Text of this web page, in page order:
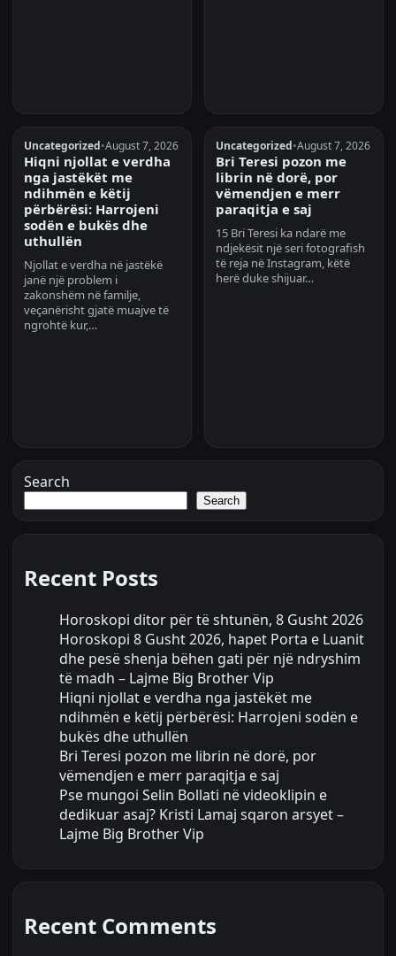
Uncategorized•August 7, 2026
Hiqni njollat e verdha
nga jastëkët me
ndihmën e këtij
përbërësi: Harrojeni
sodën e bukës dhe
uthullën
Njollat e verdha në jastëkë
janë një problem i
zakonshëm në familje,
veçanërisht gjatë muajve të
ngrohtë kur,…
Uncategorized•August 7, 2026
Bri Teresi pozon me
librin në dorë, por
vëmendjen e merr
paraqitja e saj
15 Bri Teresi ka ndarë me
ndjekësit një seri fotografish
të reja në Instagram, këtë
herë duke shijuar…
Search
Search
Recent Posts
Horoskopi ditor për të shtunën, 8 Gusht 2026
Horoskopi 8 Gusht 2026, hapet Porta e Luanit
dhe pesë shenja bëhen gati për një ndryshim
të madh – Lajme Big Brother Vip
Hiqni njollat e verdha nga jastëkët me
ndihmën e këtij përbërësi: Harrojeni sodën e
bukës dhe uthullën
Bri Teresi pozon me librin në dorë, por
vëmendjen e merr paraqitja e saj
Pse mungoi Selin Bollati në videoklipin e
dedikuar asaj? Kristi Lamaj sqaron arsyet –
Lajme Big Brother Vip
Recent Comments